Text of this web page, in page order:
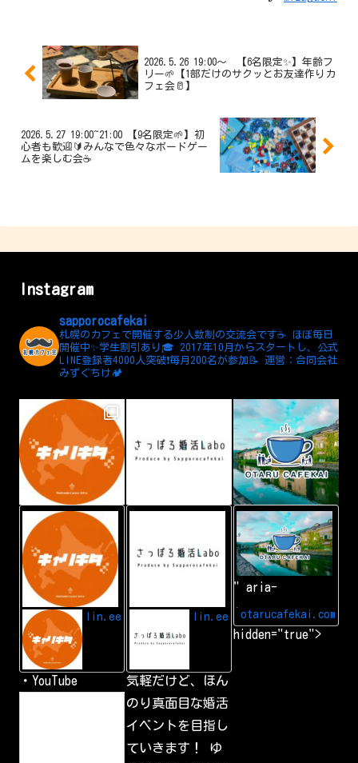
2026.5.26 19:00〜 【6名限定✨】年齢フ
リー🌱【1部だけのサクッとお友達作りカ
フェ会🥛】
2026.5.27 19:00~21:00 【9名限定🌱】初
心者も歓迎🔰みんなで色々なボードゲー
ムを楽しむ会☕
Instagram
sapporocafekai
札幌のカフェで開催する少人数制の交流会です☕️ ほぼ毎日
開催中✨学生割引あり🎓 2017年10月からスタートし、公式
LINE登録者4000人突破❗️毎月200名が参加📝 運営：合同会社
みずぐちけ🏕️
lin.ee
・YouTube
h
t
s
A
d
d
L
I
N
E
r
i
e
lin.ee
気軽だけど、ほん
のり真面目な婚活
イベントを目指し
ていきます！ ゆ
otarucafekai.com
" aria-
hidden="true">